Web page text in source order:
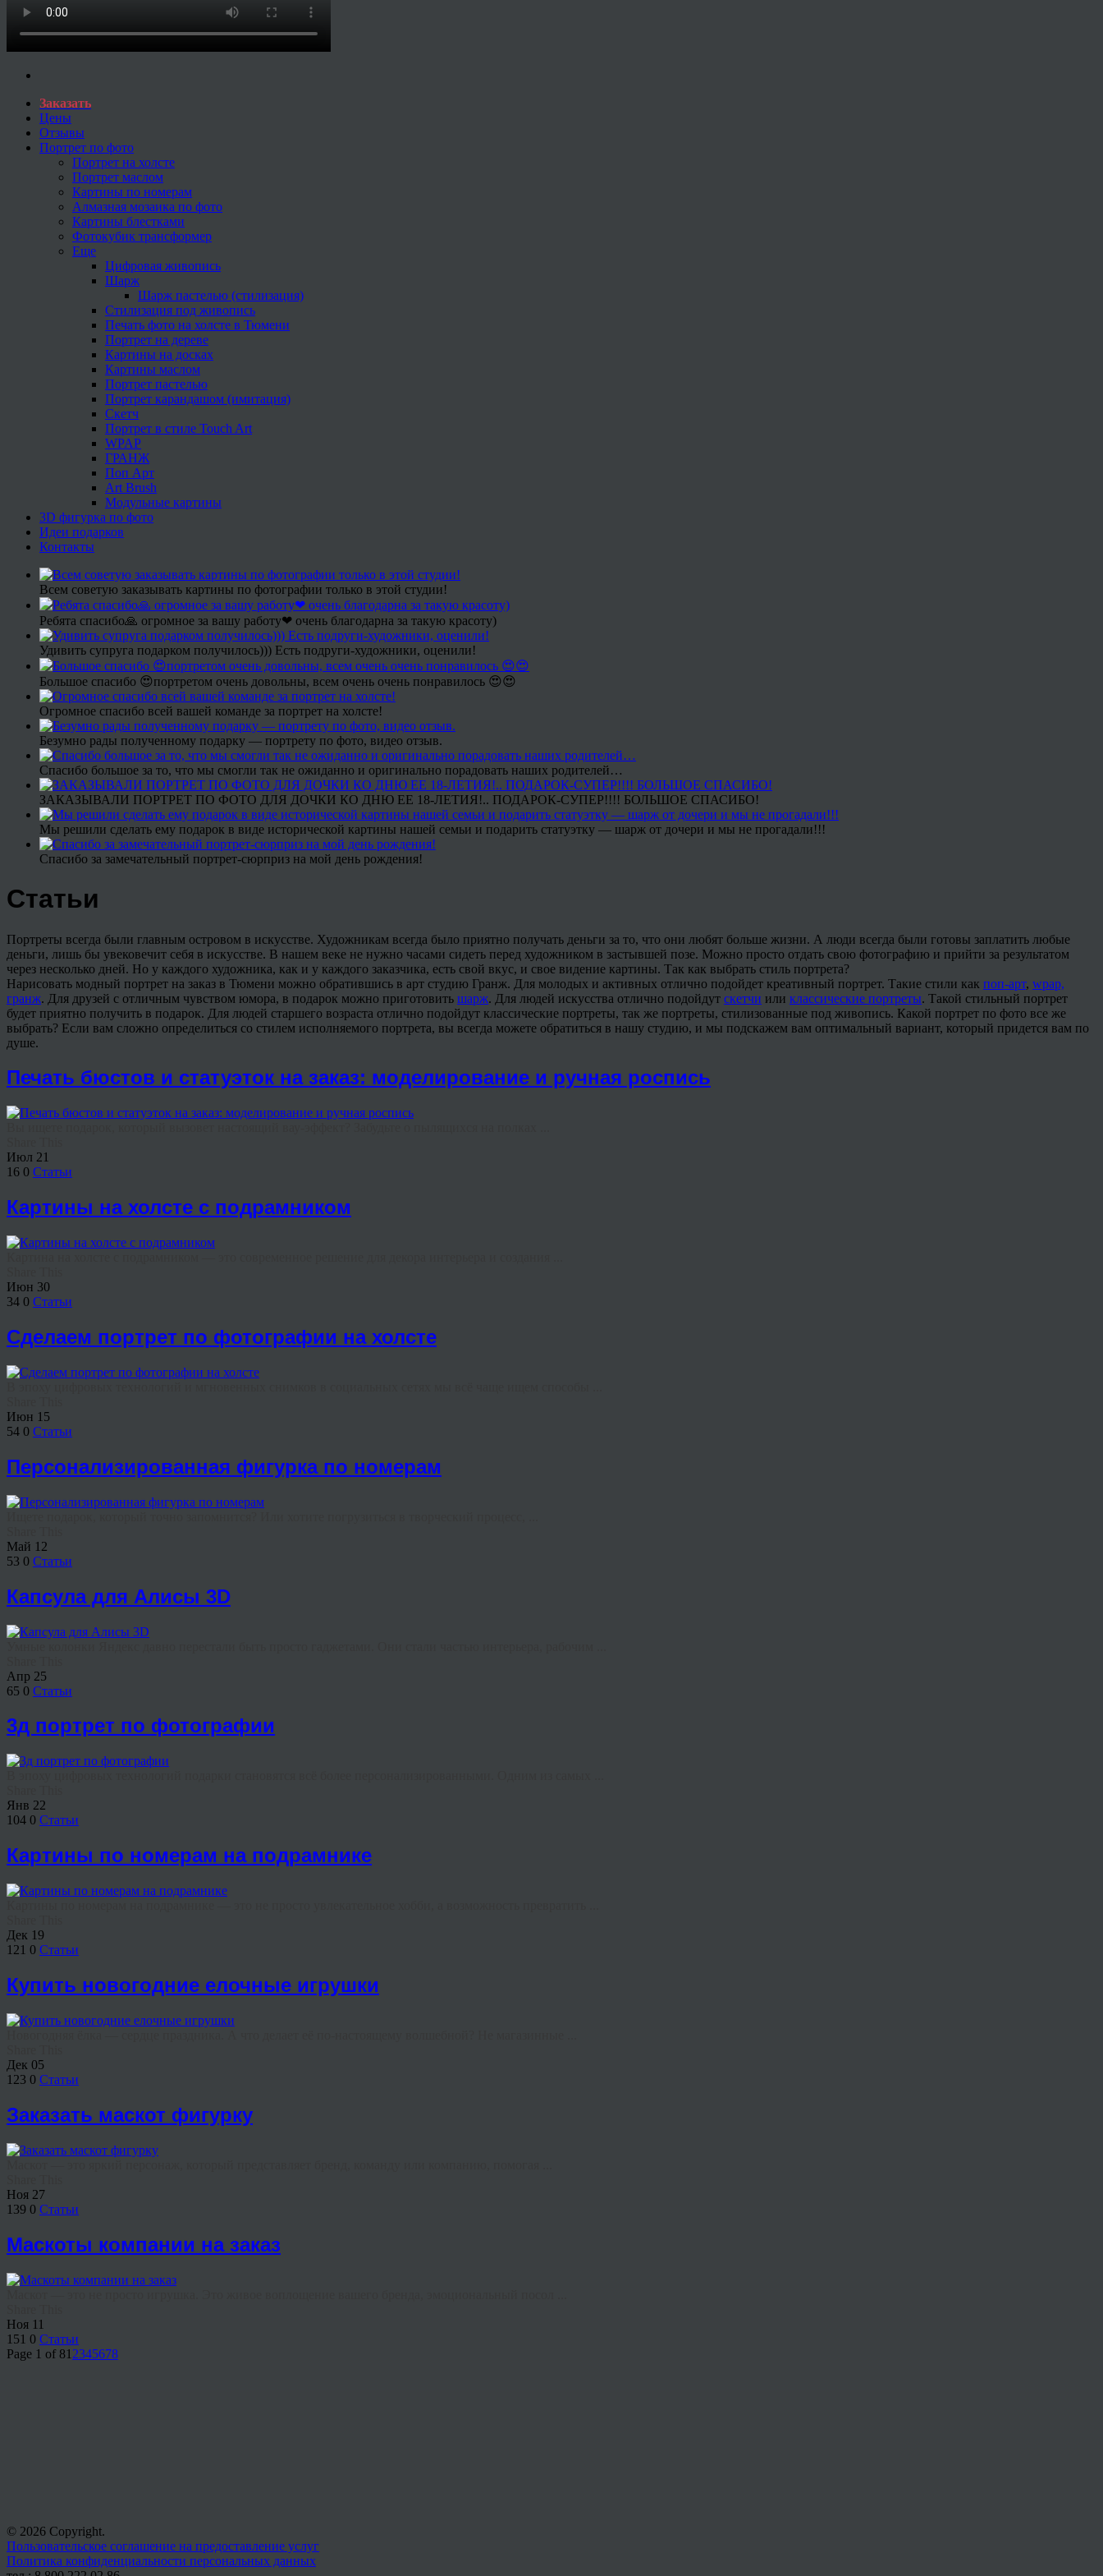
Заказать
Цены
Отзывы
Портрет по фото
Портрет на холсте
Портрет маслом
Картины по номерам
Алмазная мозаика по фото
Картины блестками
Фотокубик трансформер
Еще
Цифровая живопись
Шарж
Шарж пастелью (стилизация)
Стилизация под живопись
Печать фото на холсте в Тюмени
Портрет на дереве
Картины на досках
Картины маслом
Портрет пастелью
Портрет карандашом (имитация)
Скетч
Портрет в стиле Touch Art
WPAP
ГРАНЖ
Поп Арт
Art Brush
Модульные картины
3D фигурка по фото
Идеи подарков
Контакты
Всем советую заказывать картины по фотографии только в этой студии!
Ребята спасибо🙏 огромное за вашу работу❤ очень благодарна за такую красоту)
Удивить супруга подарком получилось))) Есть подруги-художники, оценили!
Большое спасибо 😍портретом очень довольны, всем очень очень понравилось 😍😍
Огромное спасибо всей вашей команде за портрет на холсте!
Безумно рады полученному подарку — портрету по фото, видео отзыв.
Спасибо большое за то, что мы смогли так не ожиданно и оригинально порадовать наших родителей…
ЗАКАЗЫВАЛИ ПОРТРЕТ ПО ФОТО ДЛЯ ДОЧКИ КО ДНЮ ЕЕ 18-ЛЕТИЯ!.. ПОДАРОК-СУПЕР!!!! БОЛЬШОЕ СПАСИБО!
Мы решили сделать ему подарок в виде исторической картины нашей семьи и подарить статуэтку — шарж от дочери и мы не прогадали!!!
Спасибо за замечательный портрет-сюрприз на мой день рождения!
Статьи
Портреты всегда были главным островом в искусстве. Художникам всегда было приятно получать деньги за то, что они любят больше жизни. А люди всегда были готовы заплатить любые
деньги, лишь бы увековечит себя в искусстве. В нашем веке не нужно часами сидеть перед художником в застывшей позе. Можно просто отдать свою фотографию и прийти за результатом
через несколько дней. Но у каждого художника, как и у каждого заказчика, есть свой вкус, и свое видение картины. Так как выбрать стиль портрета?
Нарисовать модный портрет на заказ в Тюмени можно обратившись в арт студию Гранж. Для молодых и активных отлично подойдет креативный портрет. Такие стили как поп-арт, wpap,
гранж. Для друзей с отличным чувством юмора, в подарок можно приготовить шарж. Для людей искусства отлично подойдут скетчи или классические портреты. Такой стильный портрет
будет приятно получить в подарок. Для людей старшего возраста отлично подойдут классические портреты, так же портреты, стилизованные под живопись. Какой портрет по фото все же
выбрать? Если вам сложно определиться со стилем исполняемого портрета, вы всегда можете обратиться в нашу студию, и мы подскажем вам оптимальный вариант, который придется вам по
душе.
Печать бюстов и статуэток на заказ: моделирование и ручная роспись
Июл 21
16 0 Статьи
Картины на холсте с подрамником
Июн 30
34 0 Статьи
Сделаем портрет по фотографии на холсте
Июн 15
54 0 Статьи
Персонализированная фигурка по номерам
Май 12
53 0 Статьи
Капсула для Алисы 3D
Апр 25
65 0 Статьи
3д портрет по фотографии
Янв 22
104 0 Статьи
Картины по номерам на подрамнике
Дек 19
121 0 Статьи
Купить новогодние елочные игрушки
Дек 05
123 0 Статьи
Заказать маскот фигурку
Ноя 27
139 0 Статьи
Маскоты компании на заказ
Ноя 11
151 0 Статьи
Page 1 of 81 2345678
© 2026 Copyright.
Пользовательское соглашение на предоставление услуг
Политика конфиденциальности персональных данных